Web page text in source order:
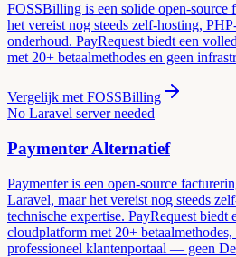
FOSSBilling is een solide open-
het vereist nog steeds zelf-hosting,
onderhoud. PayRequest biedt een
met 20+ betaalmethodes en geen
Vergelijk met FOSSBilling
No Laravel server needed
Paymenter Alternatief
Paymenter is een open-source
Laravel, maar het vereist nog steeds
technische expertise. PayRequest biedt
cloudplatform met 20+ betaalmethodes,
professioneel klantenportaal — geen